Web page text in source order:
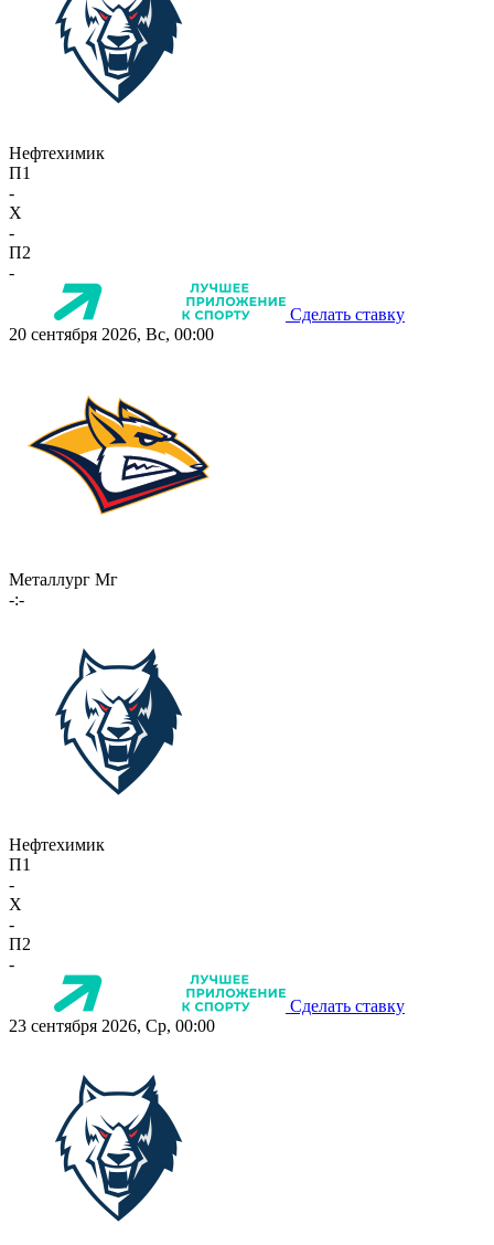
Нефтехимик
П1
-
X
-
П2
-
Сделать ставку
20 сентября 2026, Вс, 00:00
Металлург Мг
-:-
Нефтехимик
П1
-
X
-
П2
-
Сделать ставку
23 сентября 2026, Ср, 00:00